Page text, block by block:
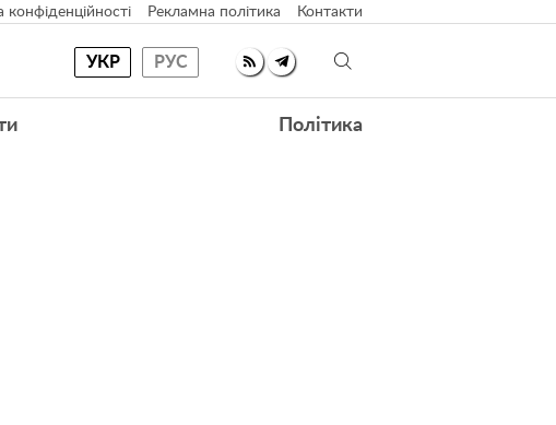
конфіденційності Рекламна політика Контакти
УКР РУС
Політика